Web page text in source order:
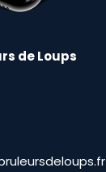
de Loups